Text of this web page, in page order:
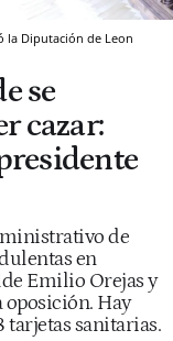
la Diputación de Leon
se
cazar:
de
en
Emilio Orejas y
oposición. Hay
tarjetas sanitarias.